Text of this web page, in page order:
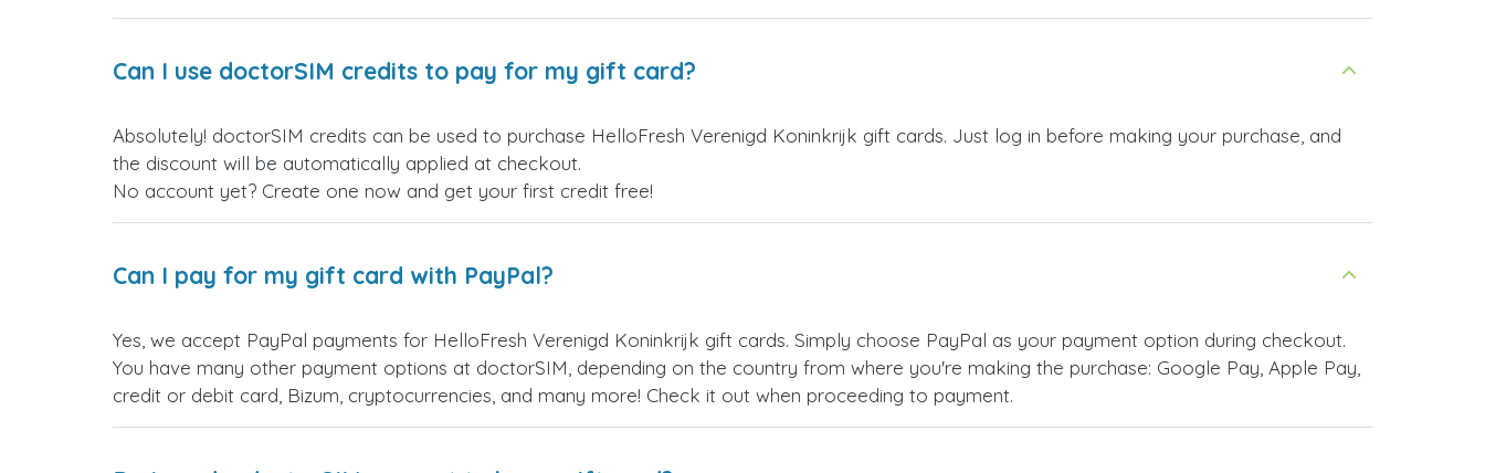
Can I use doctorSIM credits to pay for my gift card?
Absolutely! doctorSIM credits can be used to purchase HelloFresh Verenigd Koninkrijk gift cards. Just log in before making your purchase, and
the discount will be automatically applied at checkout.
No account yet? Create one now and get your first credit free!
Can I pay for my gift card with PayPal?
Yes, we accept PayPal payments for HelloFresh Verenigd Koninkrijk gift cards. Simply choose PayPal as your payment option during checkout.
You have many other payment options at doctorSIM, depending on the country from where you're making the purchase: Google Pay, Apple Pay,
credit or debit card, Bizum, cryptocurrencies, and many more! Check it out when proceeding to payment.